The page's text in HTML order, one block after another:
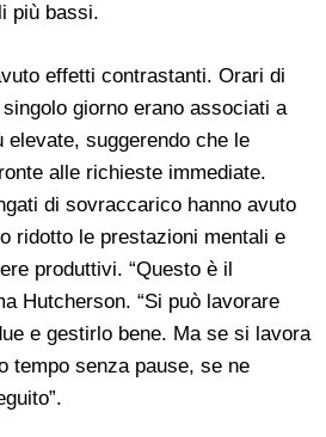
più bassi.
effetti contrastanti. Orari di
giorno erano associati a
elevate, suggerendo che le
alle richieste immediate.
di sovraccarico hanno avuto
ridotto le prestazioni mentali e
produttivi. “Questo è il
Hutcherson. “Si può lavorare
e gestirlo bene. Ma se si lavora
tempo senza pause, se ne